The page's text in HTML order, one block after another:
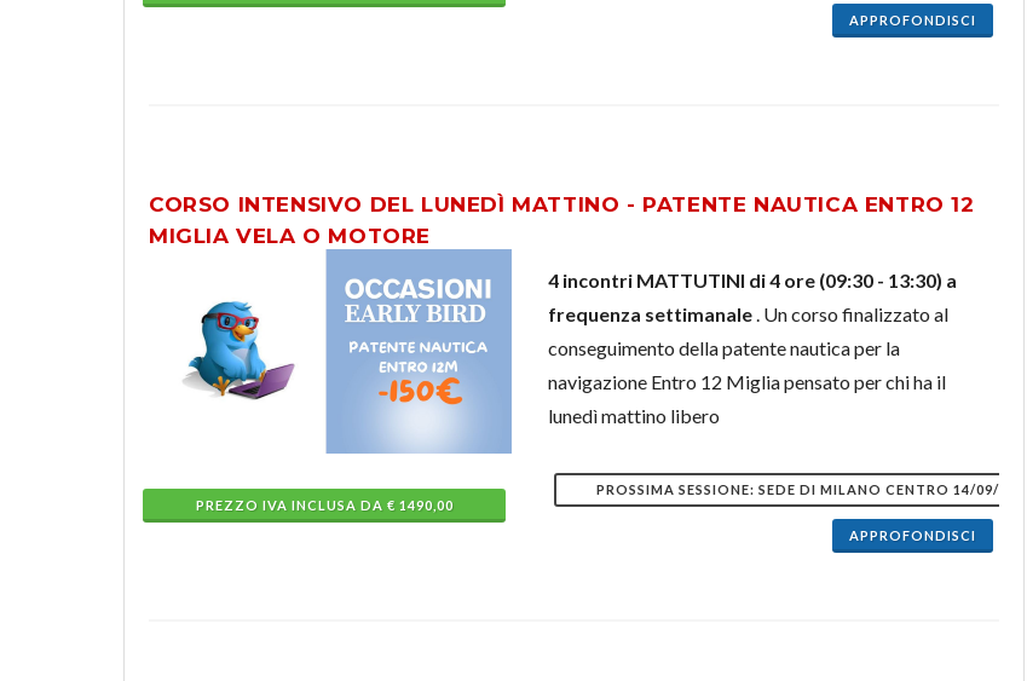
APPROFONDISCI
CORSO INTENSIVO DEL LUNEDÌ MATTINO - PATENTE NAUTICA ENTRO 12
MIGLIA VELA O MOTORE
PREZZO IVA INCLUSA DA € 1490,00
4 incontri MATTUTINI di 4 ore (09:30 - 13:30) a
frequenza settimanale. Un corso finalizzato al
conseguimento della patente nautica per la
navigazione Entro 12 Miglia pensato per chi ha il
lunedì mattino libero
PROSSIMA SESSIONE: SEDE DI MILANO CENTRO 14/09/2026
APPROFONDISCI